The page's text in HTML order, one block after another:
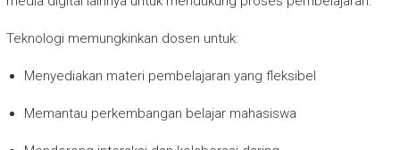
Teknologi memungkinkan dosen untuk:
Menyediakan materi pembelajaran yang fleksibel
Memantau perkembangan belajar mahasiswa